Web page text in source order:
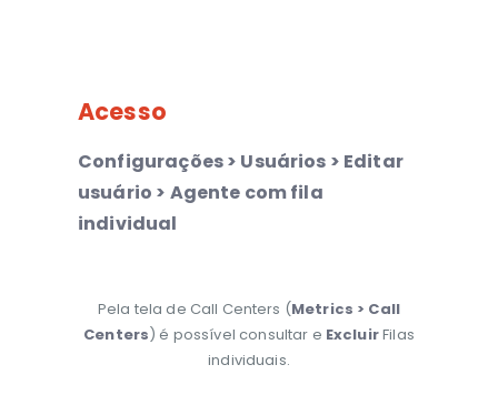
Acesso
Configurações > Usuários > Editar
usuário > Agente com fila
individual
Pela tela de Call Centers (Metrics > Call
Centers) é possível consultar e ExcluirFilas
individuais.